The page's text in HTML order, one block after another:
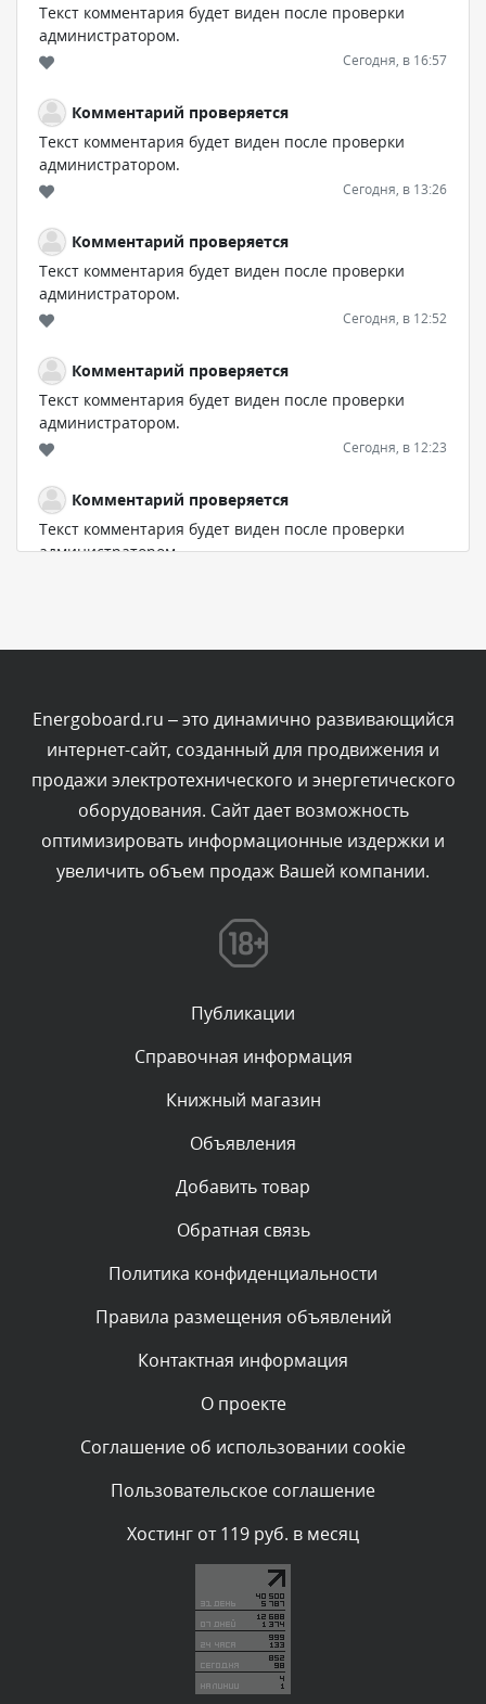
Текст комментария будет виден после проверки
администратором.
Сегодня, в 16:57
Комментарий проверяется
Текст комментария будет виден после проверки
администратором.
Сегодня, в 13:26
Комментарий проверяется
Текст комментария будет виден после проверки
администратором.
Сегодня, в 12:52
Комментарий проверяется
Текст комментария будет виден после проверки
администратором.
Сегодня, в 12:23
Комментарий проверяется
Текст комментария будет виден после проверки
администратором.
Комментарий проверяется
Текст комментария будет виден после проверки
администратором.
Сегодня, в 09:03
Комментарий проверяется
Текст комментария будет виден после проверки
Комментарий проверяется
Текст комментария будет виден после проверки
администратором.
Комментарий проверяется
администратором.
Комментарий проверяется
администратором.
Комментарий проверяется
администратором.
Комментарий проверяется
Текст комментария будет виден после проверки
Комментарий проверяется
Текст комментария будет виден после проверки
Energoboard.ru – это динамично развивающийся
интернет-сайт, созданный для продвижения и
продажи электротехнического и энергетического
оборудования. Сайт дает возможность
оптимизировать информационные издержки и
увеличить объем продаж Вашей компании.
Публикации
Справочная информация
Книжный магазин
Объявления
Добавить товар
Обратная связь
Политика конфиденциальности
Правила размещения объявлений
Контактная информация
О проекте
Соглашение об использовании cookie
Пользовательское соглашение
Хостинг от 119 руб. в месяц